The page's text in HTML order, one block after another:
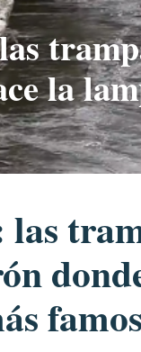
la
las